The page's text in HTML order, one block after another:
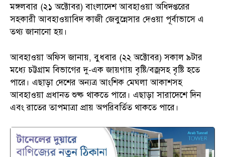
মঙ্গলবার (২১ অক্টোবর) বাংলাদেশ আবহাওয়া অধিদপ্তরের
সহকারী আবহাওয়াবিদ কাজী জেবুন্নেসার দেওয়া পূর্বাভাসে এ
তথ্য জানানো হয়।
আবহাওয়া অফিস জানায়, বুধবার (২২ অক্টোবর) সকাল ৯টার
মধ্যে চট্টগ্রাম বিভাগের দু-এক জায়গায় বৃষ্টি/বজ্রসহ বৃষ্টি হতে
পারে। এছাড়া দেশের অন্যত্র আংশিক মেঘলা আকাশসহ
আবহাওয়া প্রধানত শুষ্ক থাকতে পারে। এছাড়া সারাদেশে দিন
এবং রাতের তাপমাত্রা প্রায় অপরিবর্তিত থাকতে পারে।